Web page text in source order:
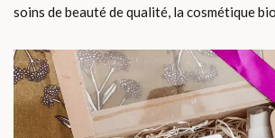
soins de beauté de qualité, la cosmétique